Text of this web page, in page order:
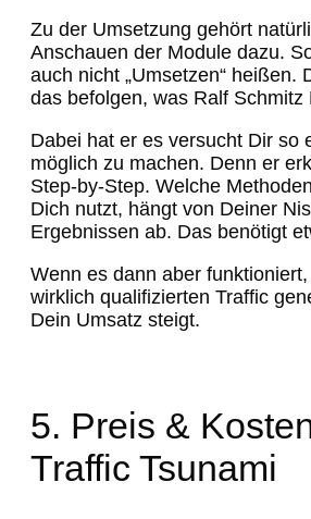
Zu der Umsetzung gehört
Anschauen der Module dazu.
auch nicht „Umsetzen“ heißen.
das befolgen, was Ralf Schmitz
Dabei hat er es versucht Dir so
möglich zu machen. Denn er
Step-by-Step. Welche
Dich nutzt, hängt von Deiner
Ergebnissen ab. Das benötigt
Wenn es dann aber
wirklich qualifizierten Traffic
Dein Umsatz steigt.
5. Preis &
Traffic Tsunami